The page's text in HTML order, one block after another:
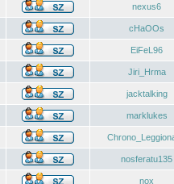
nexus6
cHaOOs
EiFeL96
Jiri_Hrma
jacktalking
marklukes
nosferatu135
nox